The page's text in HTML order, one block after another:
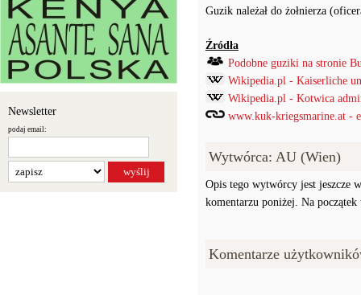
Newsletter
podaj email:
Guzik należał do żołnierza
Źródła
Podobne guziki na stronie
Wikipedia.pl - Kaiserliche
Wikipedia.pl - Kotwica
www.kuk-kriegsmarine.at -
Wytwórca: AU (Wien)
Opis tego wytwórcy jest jeszcze
komentarzu poniżej. Na
Komentarze